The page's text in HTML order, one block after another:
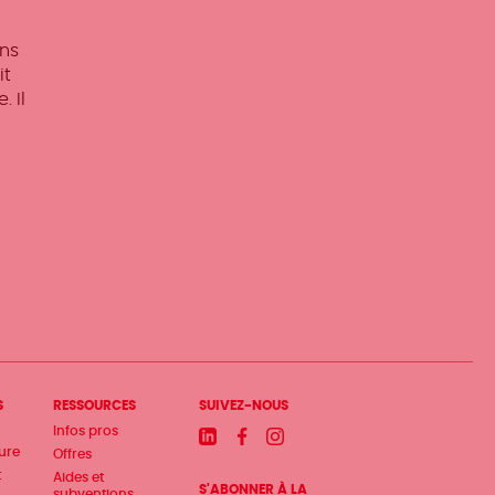
Il
RESSOURCES
Infos pros
Offres
Aides et
SUIVEZ-NOUS
LinkedinFacebookInstagram
S'ABONNER À LA